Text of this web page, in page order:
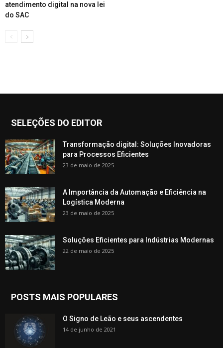
atendimento digital na nova lei
do SAC
SELEÇÕES DO EDITOR
Transformação digital: Soluções Inovadoras
para Processos Eficientes
23 de maio de 2025
A Importância da Automação e Eficiência na
Logística Moderna
23 de maio de 2025
Soluções Eficientes para Indústrias Modernas
22 de maio de 2025
POSTS MAIS POPULARES
O Signo de Leão e seus ascendentes
14 de junho de 2021